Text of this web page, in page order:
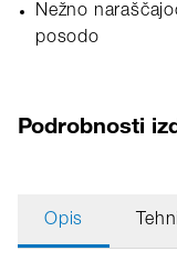
Nežno
posodo
Podrobnosti
Opis